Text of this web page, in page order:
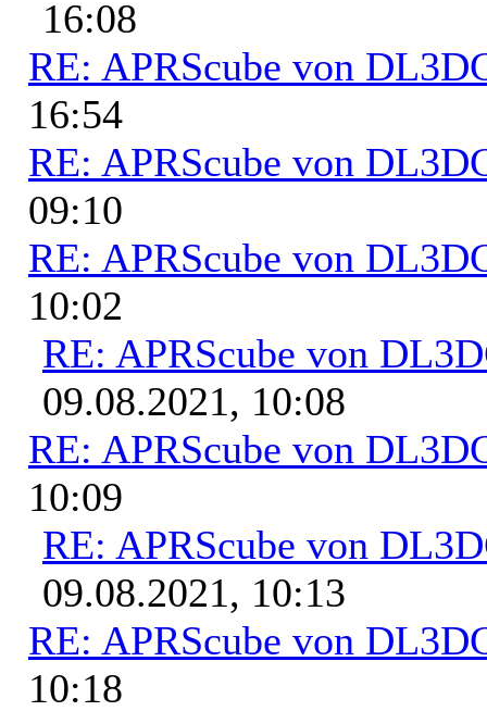
16:08
RE: APRScube von
16:54
RE: APRScube von
09:10
RE: APRScube von
10:02
RE: APRScube von
09.08.2021, 10:08
RE: APRScube von
10:09
RE: APRScube von
09.08.2021, 10:13
RE: APRScube von
10:18